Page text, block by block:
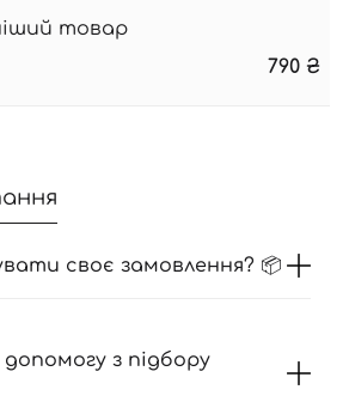
товар
790 ₴
своє замовлення? 📦
з підбору